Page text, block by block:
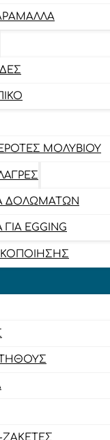
ΜΟΛΥΒΙΟΎ
ΔΟΛΩΜΆΤΩΝ
EGGING